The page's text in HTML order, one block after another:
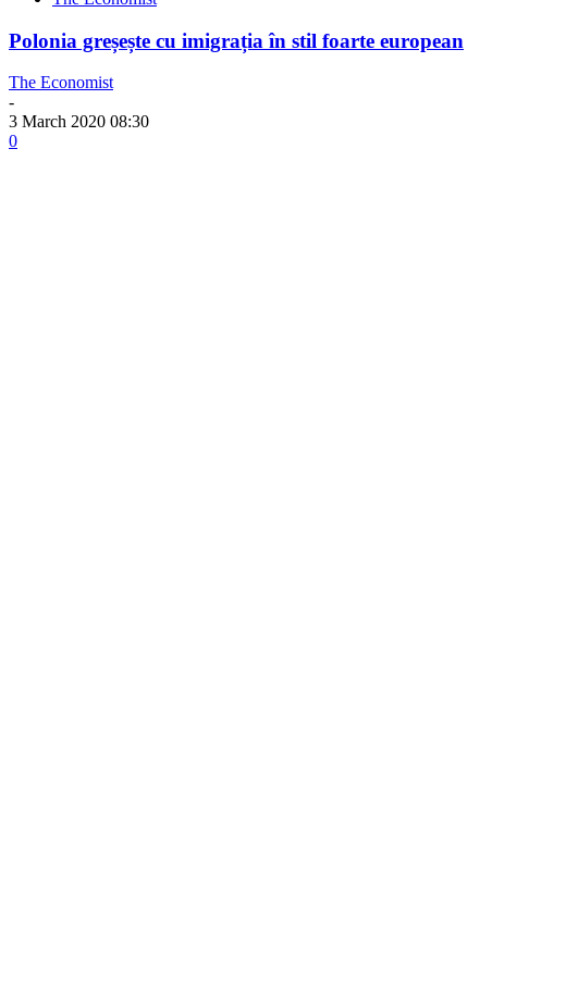
Polonia greșește cu imigrația în stil foarte european
The Economist
-
3 March 2020 08:30
0